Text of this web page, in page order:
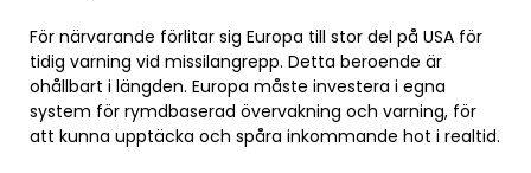
För närvarande förlitar sig Europa till stor del på USA för
tidig varning vid missilangrepp. Detta beroende är
ohållbart i längden. Europa måste investera i egna
system för rymdbaserad övervakning och varning, för
att kunna upptäcka och spåra inkommande hot i realtid.